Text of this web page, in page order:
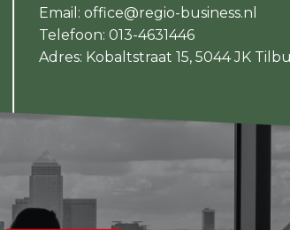
Email: office@regio-business.nl
Telefoon: 013-4631446
Adres: Kobaltstraat 15, 5044 JK